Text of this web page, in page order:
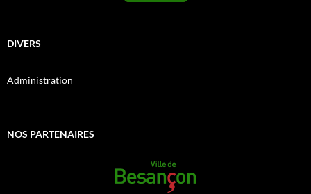
DIVERS
Administration
NOS PARTENAIRES